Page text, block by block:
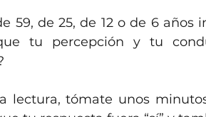
59, de 25, de 12 o de 6 años
tu percepción y tu
lectura, tómate unos